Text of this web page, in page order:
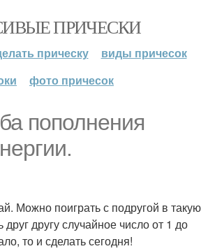
ПРИЧЕСКИ
прическу
виды причесок
фото причесок
пополнения
Можно поиграть с подругой в такую
другу случайное число от 1 до
то и сделать сегодня!